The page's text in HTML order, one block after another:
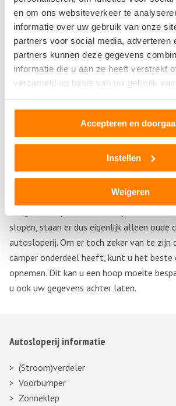
en om ons websiteverkeer te
informatie over uw gebruik van onze
partners voor social media, adverteren
partners kunnen deze gegevens
informatie die u aan ze heeft verstrekt
verzameld op basis van uw gebruik
Accepteren en
Instellen
Weigeren
vinden zijn. Daarbij zijn er nog veel meer
vinden. Alle campers hebben een hoop
onderdeel waar u naar zoekt zou hier
liggen.
Kampeerwagen onderdelen kopen bij
Hebt u een camper die nogal verouderd
lastig om hier de goede onderdelen te
camper winkels. In dat geval zijn gebruikte
wellicht iets voor u. Campers die bij
worden, zijn namelijk in de meeste
hier kunt uw camper onderdeel wellicht bij
slopen, staan er dus eigenlijk alleen oude
autosloperij. Om er toch zeker van te zijn
camper onderdeel heeft, kunt u het
opnemen. Dit kan u een hoop moeite
u ook uw gegevens achter laten.
Autosloperij informatie
(Stroom)verdeler
Voorbumper
Zonneklep